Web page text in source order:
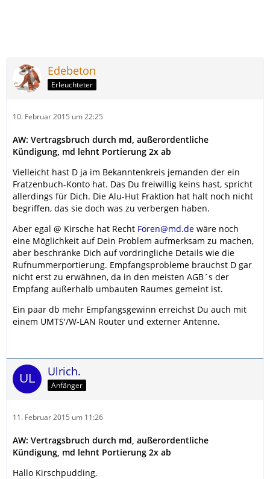
Edebeton
Erleuchteter
10. Februar 2015 um 22:25
AW: Vertragsbruch durch md, außerordentliche
Kündigung, md lehnt Portierung 2x ab
Vielleicht hast D ja im Bekanntenkreis jemanden der ein
Fratzenbuch-Konto hat. Das Du freiwillig keins hast, spricht
allerdings für Dich. Die Alu-Hut Fraktion hat halt noch nicht
begriffen, das sie doch was zu verbergen haben.
Aber egal @ Kirsche hat Recht Foren@md.de wäre noch
eine Möglichkeit auf Dein Problem aufmerksam zu machen,
aber beschränke Dich auf vordringliche Details wie die
Rufnummerportierung. Empfangsprobleme brauchst D gar
nicht erst zu erwähnen, da in den meisten AGB´s der
Empfang außerhalb umbauten Raumes gemeint ist.
Ein paar db mehr Empfangsgewinn erreichst Du auch mit
einem UMTS'/W-LAN Router und externer Antenne.
Ulrich.
Anfänger
11. Februar 2015 um 11:26
AW: Vertragsbruch durch md, außerordentliche
Kündigung, md lehnt Portierung 2x ab
Hallo Kirschpudding,